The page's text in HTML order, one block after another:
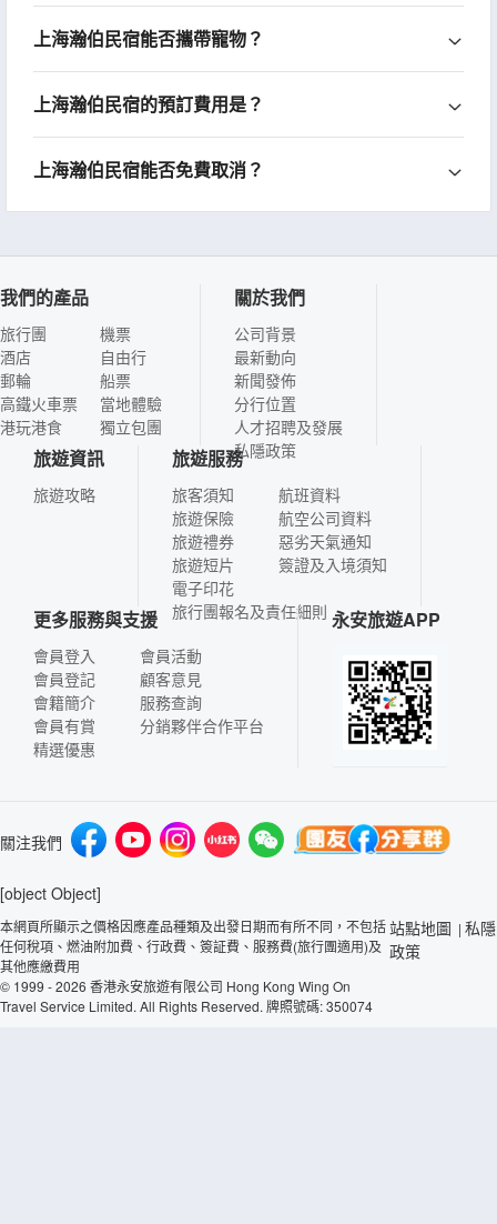
上海瀚伯民宿能否攜帶寵物？
上海瀚伯民宿的預訂費用是？
上海瀚伯民宿能否免費取消？
我們的產品
旅行團
酒店
郵輪
高鐵火車票
港玩港食
機票
自由行
船票
當地體驗
獨立包團
關於我們
公司背景
最新動向
新聞發佈
分行位置
人才招聘及發展
私隱政策
旅遊資訊
旅遊攻略
旅遊服務
旅客須知
旅遊保險
旅遊禮券
旅遊短片
電子印花
航班資料
航空公司資料
惡劣天氣通知
簽證及入境須知
旅行團報名及責任細則
更多服務與支援
會員登入
會員登記
會籍簡介
會員有賞
精選優惠
會員活動
顧客意見
服務查詢
分銷夥伴合作平台
永安旅遊APP
關注我們
[object Object]
本網頁所顯示之價格因應產品種類及出發日期而有所不同，不包括
任何稅項、燃油附加費、行政費、簽証費、服務費(旅行團適用)及
其他應繳費用
© 1999 - 2026 香港永安旅遊有限公司 Hong Kong Wing On
Travel Service Limited. All Rights Reserved. 牌照號碼: 350074
站點地圖 | 私隱
政策